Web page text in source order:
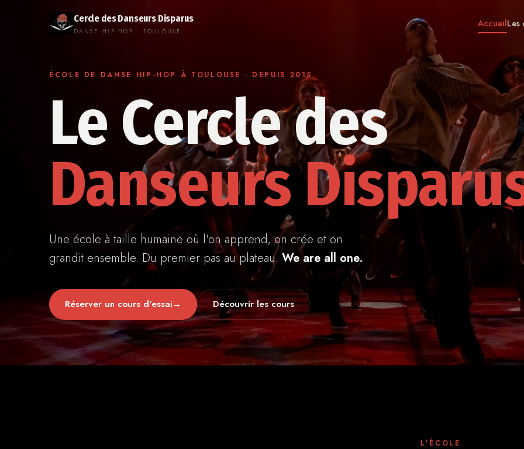
Cercle des Danseurs Disparus
DANSE HIP-HOP · TOULOUSE
AccueilLes
ÉCOLE DE DANSE HIP-HOP À TOULOUSE · DEPUIS 2015
Le Cercle des
Danseurs
Une école à taille humaine où l'on apprend, on crée et on
grandit ensemble. Du premier pas au plateau. We are all one.
Réserver un cours d'essai→ Découvrir les cours
L'ÉCOLE